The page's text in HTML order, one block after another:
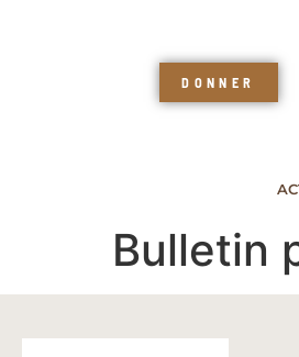
DONNER
Bulletin